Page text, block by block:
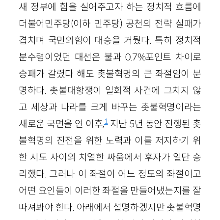
새 정부에 힘을 실어주고자 하는 정치적 흐름에
더불어민주당(이하 민주당) 공천의 전략 실패가
겹치며 국민의힘이 대승을 거뒀다. 특히 정치적
분수령이었던 대선은 불과 0.7%포인트 차이로
승패가 갈렸다 해도 촛불혁명의 큰 좌절임이 분
명하다. 촛불대항쟁이 일회적 사건에 그치지 않
고 세상과 나라를 크게 바꾸는 촛불혁명이라는
새로운 국면을 연 이후,1지난 5년 동안 진행된 촛
불혁명의 진전을 위한 노력과 이를 저지하기 위
한 시도 사이의 치열한 싸움에서 후자가 일단 승
리했다. 그러나 이 좌절이 어느 정도의 좌절이고
어떤 요인들이 이러한 좌절을 만들어냈는지를 잘
따져봐야 한다. 아래에서 설명하겠지만 촛불혁명